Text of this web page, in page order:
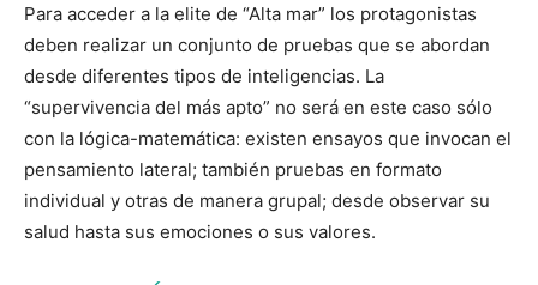
Para acceder a la elite de “Alta mar” los protagonistas
deben realizar un conjunto de pruebas que se abordan
desde diferentes tipos de inteligencias. La
“supervivencia del más apto” no será en este caso sólo
con la lógica-matemática: existen ensayos que invocan el
pensamiento lateral; también pruebas en formato
individual y otras de manera grupal; desde observar su
salud hasta sus emociones o sus valores.